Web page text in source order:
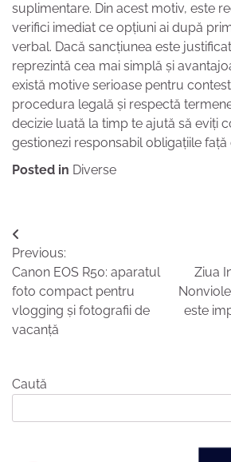
suplimentare. Din acest motiv, este
verifici imediat ce opțiuni ai după
verbal. Dacă sancțiunea este
reprezintă cea mai simplă și
există motive serioase pentru
procedura legală și respectă
decizie luată la timp te ajută să eviți
gestionezi responsabil obligațiile față
Posted in Diverse
Navigare
în
articole
Previous:
Canon EOS R50: aparatul
foto compact pentru
vlogging și fotografii de
vacanță
Ziua
este
Caută